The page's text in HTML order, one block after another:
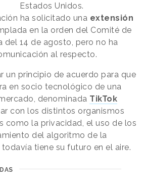
Estados Unidos.
ha solicitado una extensión
en la orden del Comité de
del 14 de agosto, pero no ha
al respecto.
un principio de acuerdo para que
en socio tecnológico de una
denominada TikTok
con los distintos organismos
como la privacidad, el uso de los
del algoritmo de la
tiene su futuro en el aire.